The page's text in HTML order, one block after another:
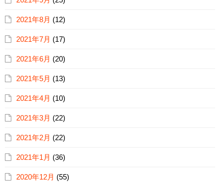
2021年8月 (12)
2021年7月 (17)
2021年6月 (20)
2021年5月 (13)
2021年4月 (10)
2021年3月 (22)
2021年2月 (22)
2021年1月 (36)
2020年12月 (55)